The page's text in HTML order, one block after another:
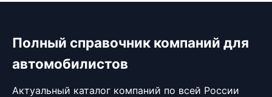
Полный справочник компаний для
автомобилистов
Актуальный каталог компаний по всей России